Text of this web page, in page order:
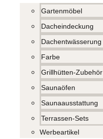
Gartenmöbel
Dacheindeckung
Dachentwässerung
Farbe
Grillhütten-Zubehör
Saunaöfen
Saunaausstattung
Terrassen-Sets
Werbeartikel